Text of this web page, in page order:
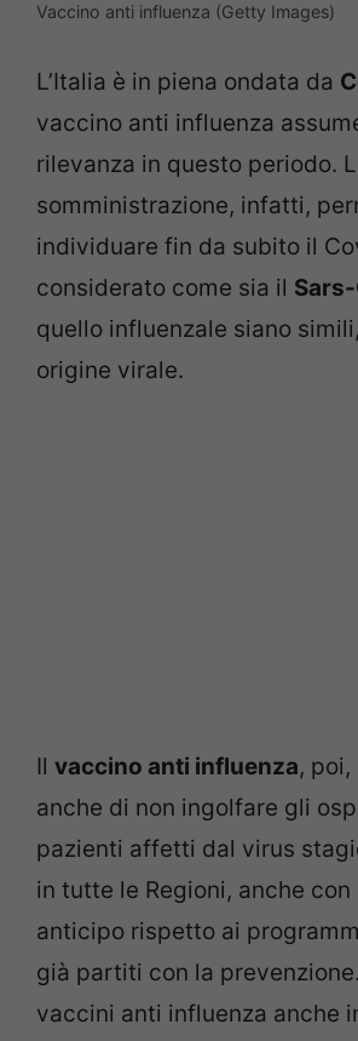
Vaccino anti influenza (Getty Images)
L’Italia è in piena ondata da
vaccino anti influenza
rilevanza in questo periodo.
somministrazione, infatti,
individuare fin da subito il
considerato come sia il
quello influenzale siano
origine virale.
Il vaccino anti influenza,
anche di non ingolfare gli
pazienti affetti dal virus
in tutte le Regioni, anche con
anticipo rispetto ai
già partiti con la
vaccini anti influenza anche